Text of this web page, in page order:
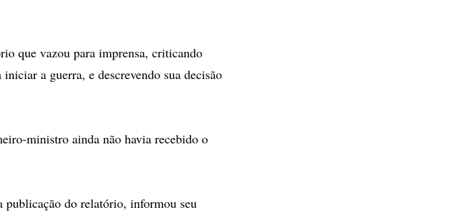
que vazou para imprensa, criticando
a guerra, e descrevendo sua decisão
ministro ainda não havia recebido o
publicação do relatório, informou seu